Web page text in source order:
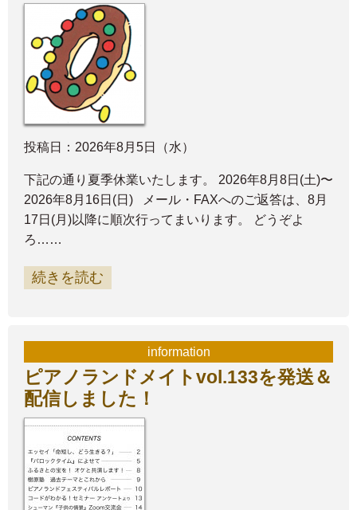
投稿日：2026年8月5日（水）
下記の通り夏季休業いたします。 2026年8月8日(土)〜
2026年8月16日(日) メール・FAXへのご返答は、8月
17日(月)以降に順次行ってまいります。 どうぞよ
ろ……
続きを読む
information
ピアノランドメイトvol.133を発送＆
配信しました！